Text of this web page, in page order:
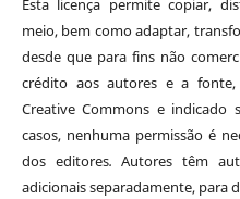
Esta licença permite copiar,
meio, bem como adaptar,
desde que para fins não
crédito aos autores e a
Creative Commons e indicado
casos, nenhuma permissão é
dos editores.Autores têm
adicionais separadamente, para